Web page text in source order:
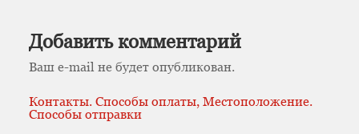
Добавить комментарий
Ваш e-mail не будет опубликован.
Контакты. Способы оплаты, Местоположение.
Способы отправки